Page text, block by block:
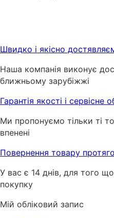
Швидко і якісно
Наша компанія виконує
ближньому зарубіжжі
Гарантія якості і сервісне
Ми пропонуємо тільки ті
впенені
Повернення товару
У вас є 14 днів, для того
покупку
Мій обліковий запис